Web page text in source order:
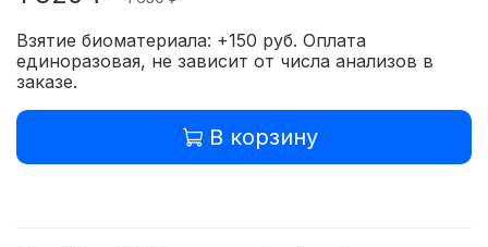
Взятие биоматериала: +150 руб. Оплата
единоразовая, не зависит от числа анализов в
заказе.
В корзину